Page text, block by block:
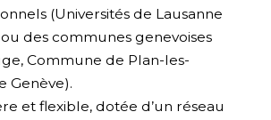
(Universités de Lausanne
des communes genevoises
Commune de Plan-les-
Genève).
et flexible, dotée d’un réseau